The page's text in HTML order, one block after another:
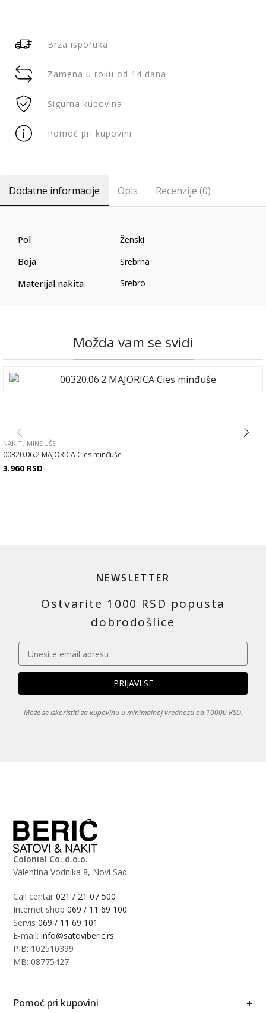
Brza isporuka
Zamena u roku od 14 dana
Sigurna kupovina
Pomoć pri kupovini
Dodatne informacije Opis Recenzije (0)
Pol Ženski
Boja Srebrna
Materijal nakita Srebro
Možda vam se svidi
NAKIT, MINĐUŠE
00320.06.2 MAJORICA Cies minđuše
3.960 RSD
NEWSLETTER
Ostvarite 1000 RSD popusta
dobrodošlice
Može se iskoristiti za kupovinu u minimalnoj vrednosti od 10000 RSD.
Colonial Co. d.o.o.
Valentina Vodnika 8, Novi Sad
Call centar021 / 21 07 500
Internet shop069 / 11 69 100
Servis069 / 11 69 101
E-mail:info@satoviberic.rs
PIB: 102510399
MB: 08775427
Pomoć pri kupovini +